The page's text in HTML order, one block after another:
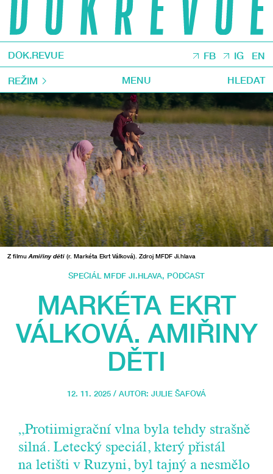
DOK.REVUE FB IG EN
REŽIM MENU HLEDAT
Z filmu Amiřiny děti (r. Markéta Ekrt Válková). Zdroj MFDF Ji.hlava
SPECIÁL MFDF JI.HLAVA, PODCAST
MARKÉTA EKRT
VÁLKOVÁ. AMIŘINY
DĚTI
12. 11. 2025 / AUTOR: JULIE ŠAFOVÁ
„Protiimigrační vlna byla tehdy strašně
silná. Letecký speciál, který přistál
na letišti v Ruzyni, byl tajný a nesmělo